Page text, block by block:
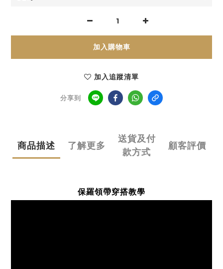
加入購物車
加入追蹤清單
分享到
商品描述 了解更多
送貨及付
款方式
顧客評價
保羅領帶穿搭教學